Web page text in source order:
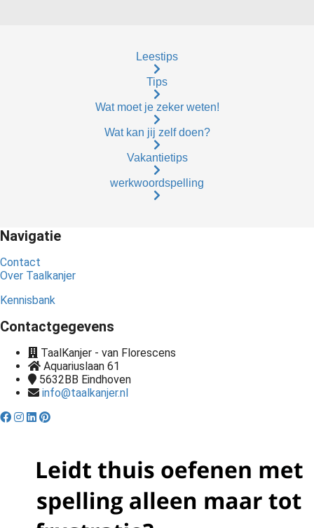
Leestips
Tips
Wat moet je zeker weten!
Wat kan jij zelf doen?
Vakantietips
werkwoordspelling
Navigatie
Contact
Over Taalkanjer
Kennisbank
Contactgegevens
TaalKanjer - van Florescens
Aquariuslaan 61
5632BB Eindhoven
info@taalkanjer.nl